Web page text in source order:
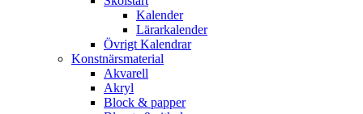
Kalender
Lärarkalender
Övrigt Kalendrar
Konstnärsmaterial
Akvarell
Akryl
Block & papper